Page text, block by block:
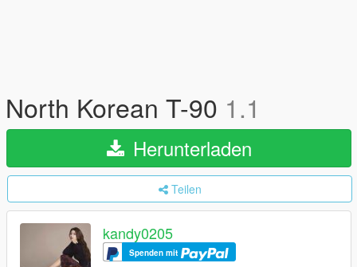
North Korean T-90 1.1
Herunterladen
Teilen
kandy0205
Spenden mit